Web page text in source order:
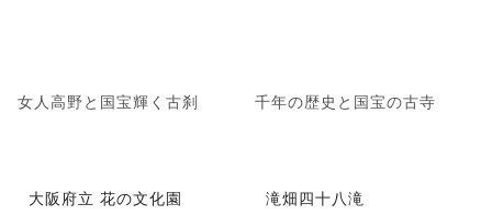
女人高野と国宝輝く古刹 千年の歴史と国宝の古寺
大阪府立 花の文化園 滝畑四十八滝